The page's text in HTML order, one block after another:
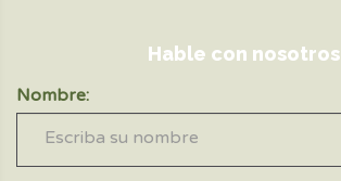
Hable con nosotros
Nombre: